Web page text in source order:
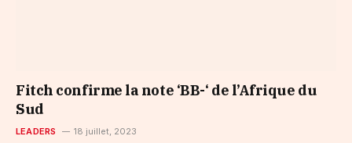
Fitch confirme la note ‘BB-‘ de l’Afrique du
Sud
LEADERS 18 juillet, 2023